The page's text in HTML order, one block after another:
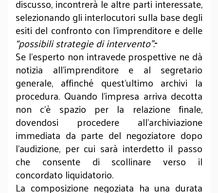
discusso, incontrerà le altre parti interessate,
selezionando gli interlocutori sulla base degli
esiti del confronto con l’imprenditore e delle
“possibili strategie di intervento”.
Se l’esperto non intravede prospettive ne dà
notizia all’imprenditore e al segretario
generale, affinché quest’ultimo archivi la
procedura. Quando l’impresa arriva decotta
non c’è spazio per la relazione finale,
dovendosi procedere all’archiviazione
immediata da parte del negoziatore dopo
l’audizione, per cui sarà interdetto il passo
che consente di scollinare verso il
concordato liquidatorio.
La composizione negoziata ha una durata